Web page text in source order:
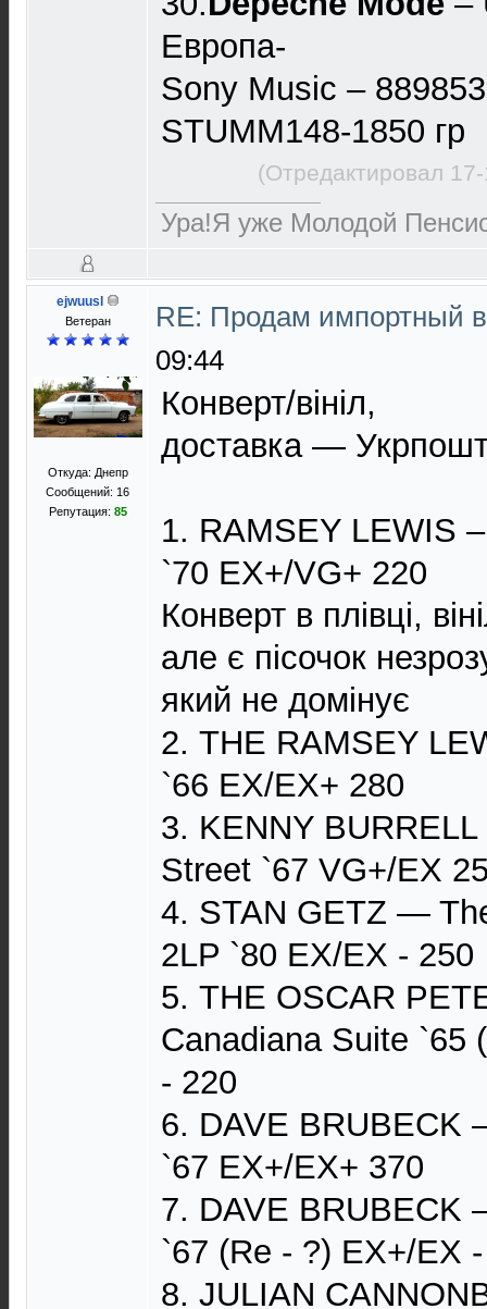
Европа-
Sony Music –
STUMM148-1850 гр
(Отредактировал
Ура!Я уже Молодой
ejwuusl
Ветеран
Откуда: Днепр
Сообщений: 16
Репутация: 85
RE: Продам импортный
09:44
Конверт/вініл,
доставка —
1. RAMSEY LEWIS
`70 ЕХ+/VG+ 220
Конверт в плівці,
але є пісочок
який не домінує
2. THE RAMSEY
`66 ЕХ/ЕХ+ 280
3. KENNY
Street `67 VG+/ЕХ
4. STAN GETZ —
2LP `80 ЕХ/ЕХ - 250
5. THE OSCAR
Canadiana Suite
- 220
6. DAVE BRUBECK
`67 ЕХ+/ЕХ+ 370
7. DAVE BRUBECK
`67 (Re - ?) ЕХ+/ЕХ
8. JULIAN